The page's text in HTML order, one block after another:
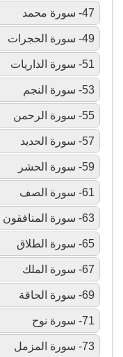
47- سورة محمد
49- سورة الحجرات
51- سورة الذاريات
53- سورة النجم
55- سورة الرحمن
57- سورة الحديد
59- سورة الحشر
61- سورة الصف
63- سورة المنافقون
65- سورة الطلاق
67- سورة الملك
69- سورة الحاقة
71- سورة نوح
73- سورة المزمل